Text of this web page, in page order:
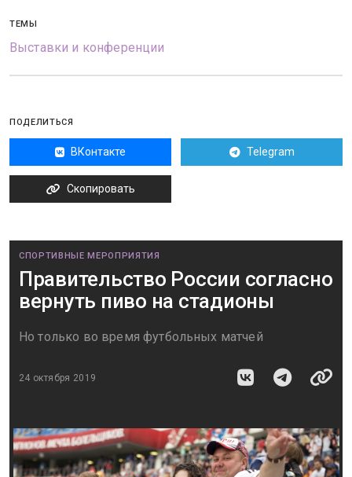
ТЕМЫ
Выставки и конференции
ПОДЕЛИТЬСЯ
ВКонтакте Telegram
Скопировать
СПОРТИВНЫЕ МЕРОПРИЯТИЯ
Правительство России согласно
вернуть пиво на стадионы
Но только во время футбольных матчей
24 октября 2019